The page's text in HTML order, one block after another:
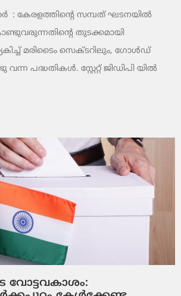
: കേരളത്തിന്റെ സമ്പത് ഘടനയിൽ
തുടക്കമായി
മരിടൈം സെക്ടറിലും, ഗോൾഡ്
പദ്ധതികൾ. സ്റ്റേറ്റ് ജിഡിപി യിൽ
വോട്ടവകാശം: